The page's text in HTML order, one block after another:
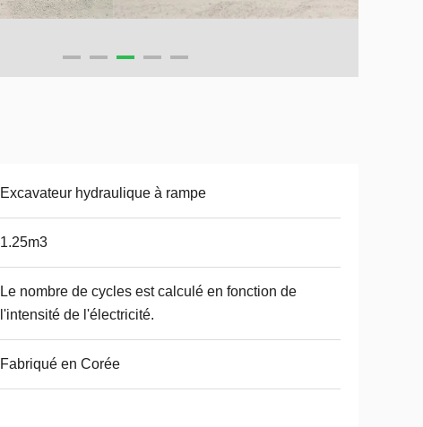
Excavateur hydraulique à rampe
1.25m3
Le nombre de cycles est calculé en fonction de
l'intensité de l'électricité.
Fabriqué en Corée